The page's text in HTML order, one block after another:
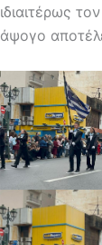
ιδιαιτέρως
άψογο